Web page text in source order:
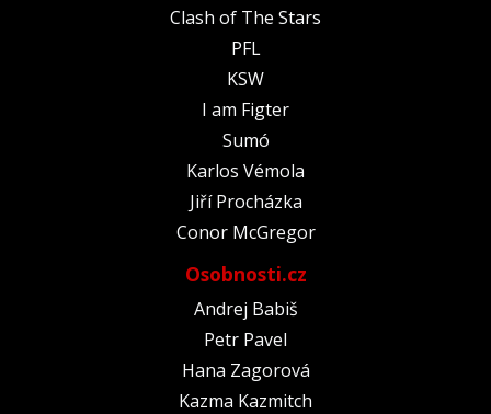
Clash of The Stars
PFL
KSW
I am Figter
Sumó
Karlos Vémola
Jiří Procházka
Conor McGregor
Osobnosti.cz
Andrej Babiš
Petr Pavel
Hana Zagorová
Kazma Kazmitch